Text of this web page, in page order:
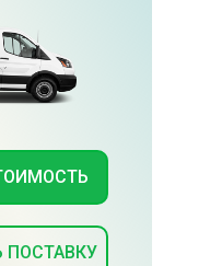
ПОСТАВКУ